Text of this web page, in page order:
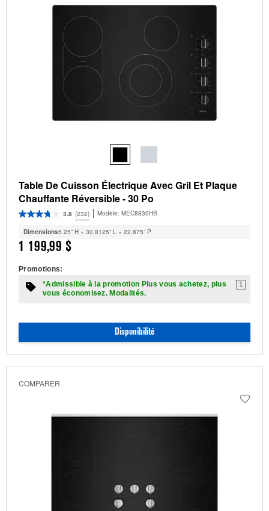
content
Table De Cuisson Électrique Avec Gril Et Plaque
Chauffante Réversible - 30 Po
3.8 (232) Modèle: MEC8830HB
Dimensions5.25” H × 30.8125” L × 22.875” P
1 199,99 $
Promotions:
*Admissible à la promotion Plus vous achetez, plus
vous économisez. Modalités.
1
Disponibilité
COMPARER